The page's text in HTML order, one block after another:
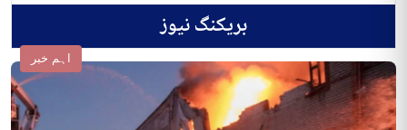
بریکنگ نیوز
اہم خبر